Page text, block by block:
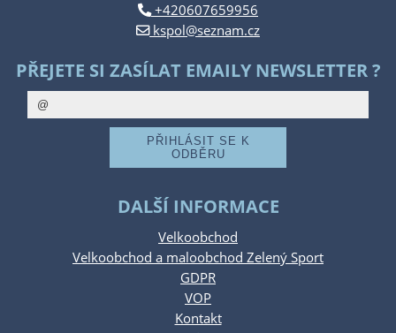
+420607659956
kspol@seznam.cz
PŘEJETE SI ZASÍLAT EMAILY NEWSLETTER ?
DALŠÍ INFORMACE
Velkoobchod
Velkoobchod a maloobchod Zelený Sport
GDPR
VOP
Kontakt